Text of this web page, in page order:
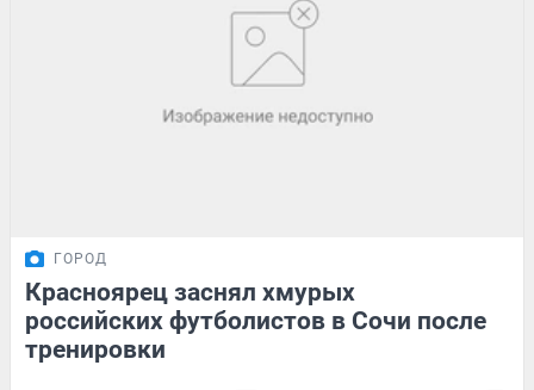
ГОРОД
Красноярец заснял хмурых
российских футболистов в Сочи после
тренировки